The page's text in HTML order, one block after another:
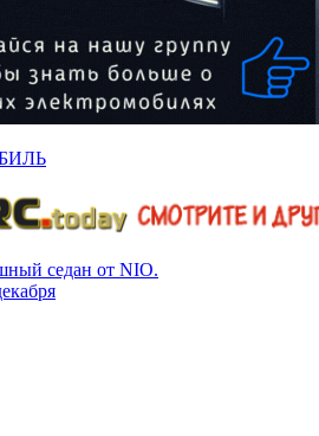
седан от NIO.